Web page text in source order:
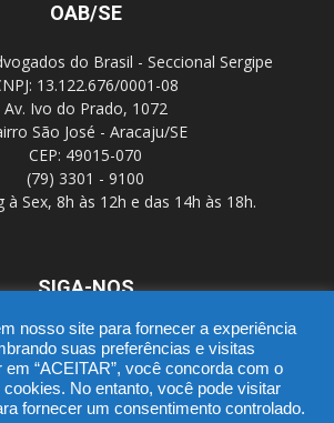
OAB/SE
do Brasil - Seccional Sergipe
13.122.676/0001-08
Av. Ivo do Prado, 1072
São José - Aracaju/SE
CEP: 49015-070
(79) 3301 - 9100
à Sex, 8h às 12h e das 14h às 18h.
SIGA-NOS
nosso site para fornecer a experiência
suas preferências e visitas
em “ACEITAR”, você concorda com o
No entanto, você pode visitar
fornecer um consentimento controlado.